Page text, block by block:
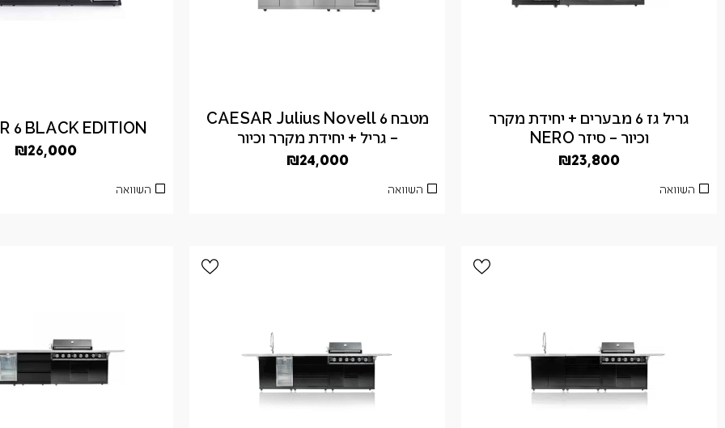
גריל גז 6 מבערים + יחידת מקרר
וכיור – סיזר NERO
₪23,800
השוואה
מטבח CAESAR Julius Novell 6
– גריל + יחידת מקרר וכיור
₪24,000
השוואה
6 BLACK EDITION
₪26,000
השוואה